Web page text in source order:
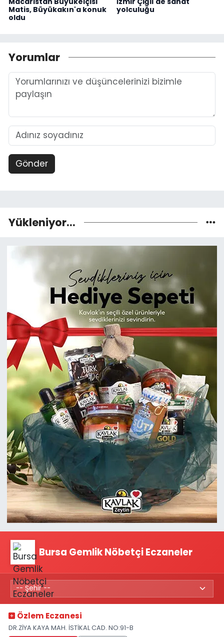
Matis, Büyükakın'a konuk
oldu
yolculuğu
Yorumlar
Gönder
Yükleniyor...
Bursa Gemlik Nöbetçi Eczaneler
Özlem Eczanesi
DR.ZİYA KAYA MAH. İSTİKAL CAD. NO:91-B